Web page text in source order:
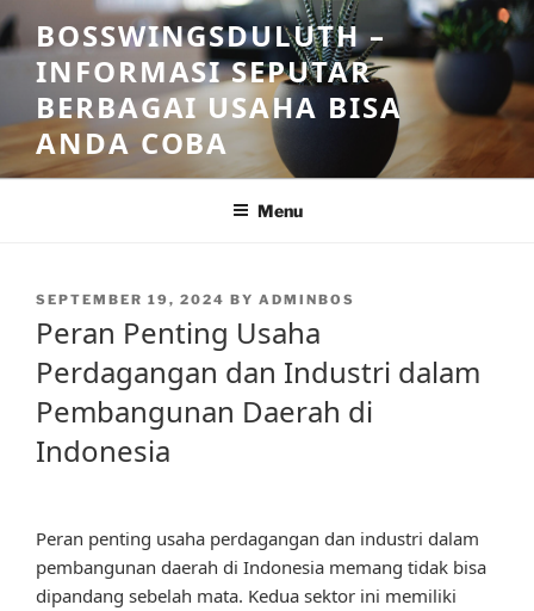
Skip
to
content
BOSSWINGSDULUTH –
INFORMASI SEPUTAR
BERBAGAI USAHA BISA
ANDA COBA
Menu
POSTED
SEPTEMBER 19, 2024 BY ADMINBOS
Peran Penting Usaha
Perdagangan dan Industri dalam
Pembangunan Daerah di
Indonesia
Peran penting usaha perdagangan dan industri dalam
pembangunan daerah di Indonesia memang tidak bisa
dipandang sebelah mata. Kedua sektor ini memiliki